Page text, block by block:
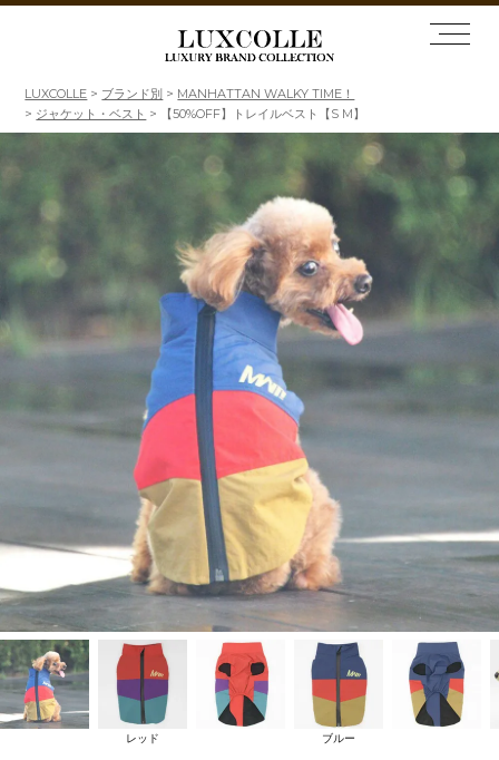
LUXCOLLE ブランド別
MANHATTAN WALKY TIME！
ジャケット・ベスト
【50%OFF】トレイルベスト【S M】
レッド ブルー